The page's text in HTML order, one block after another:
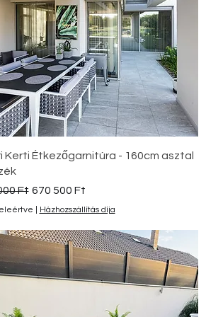
Gyorsnézet
Kerti Étkezőgarnitúra - 160cm asztal
ár
Ft Akciós ár
670 500 Ft
Házhozszállítás díja